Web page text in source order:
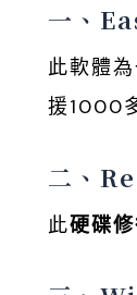
一、
此軟體
援1000
二、
此硬碟